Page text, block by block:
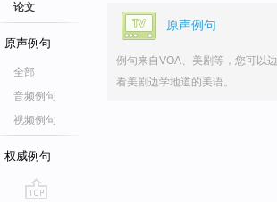
论文
原声例句
全部
音频例句
视频例句
权威例句
原声例句
例句来自VOA、美剧等，您可以边
看美剧边学地道的美语。